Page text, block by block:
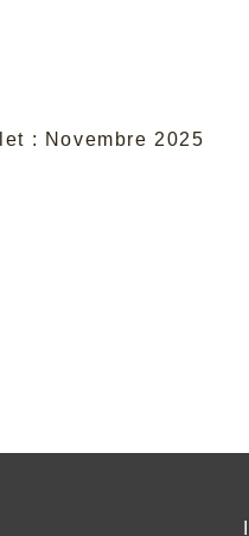
: Novembre 2025